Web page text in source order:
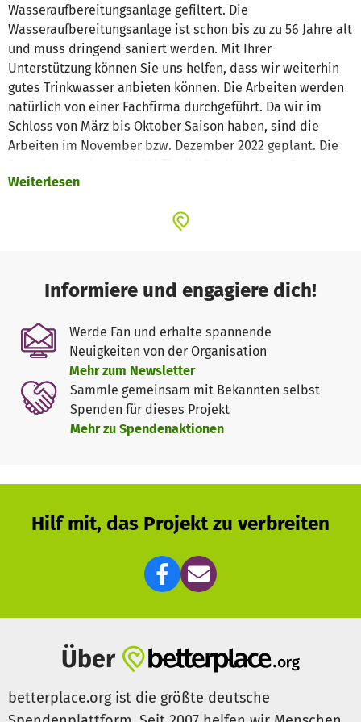
Wasseraufbereitungsanlage gefiltert. Die
Wasseraufbereitungsanlage ist schon bis zu zu 56 Jahre alt
und muss dringend saniert werden. Mit Ihrer
Unterstützung können Sie uns helfen, dass wir weiterhin
gutes Trinkwasser anbieten können. Die Arbeiten werden
natürlich von einer Fachfirma durchgeführt. Da wir im
Schloss von März bis Oktober Saison haben, sind die
Arbeiten im November bzw. Dezember 2022 geplant. Die
verwendet (Material, Arbeit)...
Weiterlesen
Informiere und engagiere dich!
Werde Fan und erhalte spannende
Neuigkeiten von der Organisation
Mehr zum Newsletter
Sammle gemeinsam mit Bekannten selbst
Spenden für dieses Projekt
Mehr zu Spendenaktionen
Hilf mit, das Projekt zu verbreiten
Über
betterplace.org ist die größte deutsche